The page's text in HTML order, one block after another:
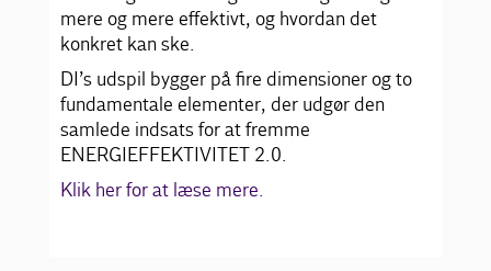
mere og mere effektivt, og hvordan det
konkret kan ske.
DI’s udspil bygger på fire dimensioner og to
fundamentale elementer, der udgør den
samlede indsats for at fremme
ENERGIEFFEKTIVITET 2.0.
Klik her for at læse mere.